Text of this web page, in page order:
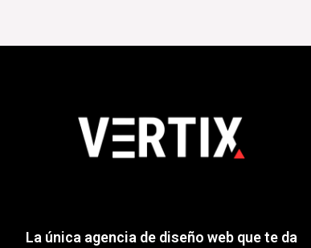
La única agencia de diseño web que te da